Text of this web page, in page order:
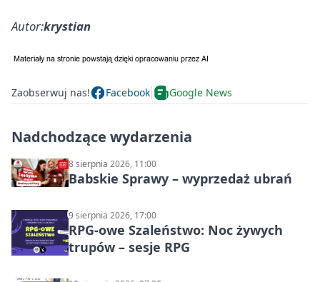
Autor:krystian
Zaobserwuj nas! Facebook Google News
Nadchodzące wydarzenia
8 sierpnia 2026, 11:00
Babskie Sprawy – wyprzedaż ubrań
9 sierpnia 2026, 17:00
RPG-owe Szaleństwo: Noc żywych
trupów – sesje RPG